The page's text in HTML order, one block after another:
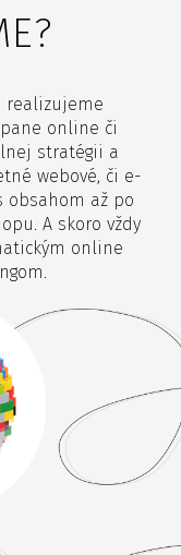
realizujeme
online či
stratégii a
webové, či e-
obsahom až po
A skoro vždy
online